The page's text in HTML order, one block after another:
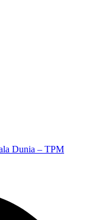
Dunia – TPM